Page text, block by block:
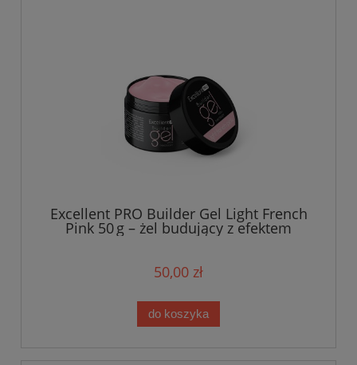
Excellent PRO Builder Gel Light French
Pink 50 g – żel budujący z efektem
thixotropy
50,00 zł
do koszyka